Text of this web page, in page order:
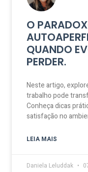
O
QUANDO
PERDER.
Neste artigo,
trabalho pode
Conheça dicas
satisfação no
LEIA MAIS
Daniela Leluddak